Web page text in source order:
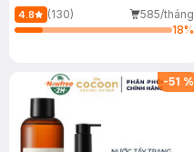
Wash Gel
4.8 (130)
585/tháng
18%
-51 %